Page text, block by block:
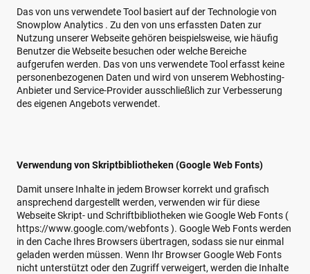
Das von uns verwendete Tool basiert auf der Technologie von
Snowplow Analytics . Zu den von uns erfassten Daten zur
Nutzung unserer Webseite gehören beispielsweise, wie häufig
Benutzer die Webseite besuchen oder welche Bereiche
aufgerufen werden. Das von uns verwendete Tool erfasst keine
personenbezogenen Daten und wird von unserem Webhosting-
Anbieter und Service-Provider ausschließlich zur Verbesserung
des eigenen Angebots verwendet.
Verwendung von Skriptbibliotheken (Google Web Fonts)
Damit unsere Inhalte in jedem Browser korrekt und grafisch
ansprechend dargestellt werden, verwenden wir für diese
Webseite Skript- und Schriftbibliotheken wie Google Web Fonts (
https://www.google.com/webfonts ). Google Web Fonts werden
in den Cache Ihres Browsers übertragen, sodass sie nur einmal
geladen werden müssen. Wenn Ihr Browser Google Web Fonts
nicht unterstützt oder den Zugriff verweigert, werden die Inhalte